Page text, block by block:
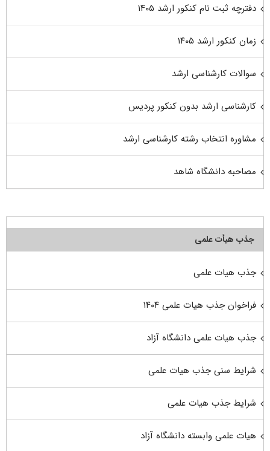
دفترچه ثبت نام کنکور ارشد ۱۴۰۵
زمان کنکور ارشد ۱۴۰۵
سوالات کارشناسی ارشد
کارشناسی ارشد بدون کنکور پردیس
مشاوره انتخاب رشته کارشناسی ارشد
مصاحبه دانشگاه شاهد
جذب هیأت علمی
جذب هیات علمی
فراخوان جذب هیات علمی ۱۴۰۴
جذب هیات علمی دانشگاه آزاد
شرایط سنی جذب هیات علمی
شرایط جذب هیات علمی
هیات علمی وابسته دانشگاه آزاد